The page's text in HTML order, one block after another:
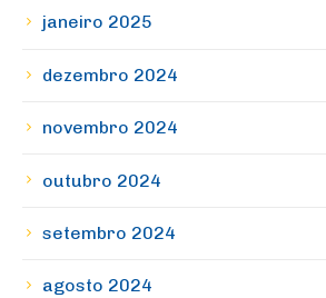
janeiro 2025
dezembro 2024
novembro 2024
outubro 2024
setembro 2024
agosto 2024